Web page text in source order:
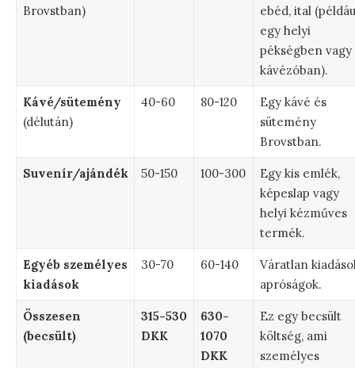
Brovstban)
ebéd, ital
egy helyi
pékségben vagy
kávézóban).
Kávé/sütemény
(délután)
40-60 80-120
Egy kávé és
sütemény
Brovstban.
Suvenír/ajándék 50-150 100-300
Egy kis emlék,
képeslap vagy
helyi kézműves
termék.
Egyéb személyes
kiadások
30-70 60-140
Váratlan
apróságok.
Összesen
(becsült)
315-530
DKK
630-
1070
DKK
Ez egy becsült
költség, ami
személyes